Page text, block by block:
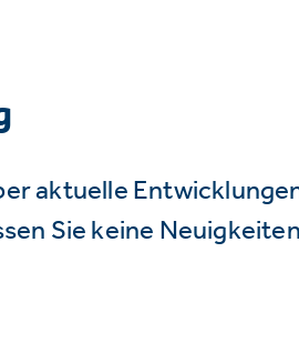
aktuelle
Sie keine